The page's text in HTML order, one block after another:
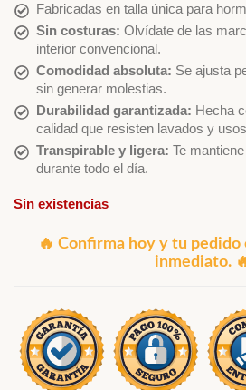
Fabricadas en talla única para
Sin costuras: Olvídate de las
interior convencional.
Comodidad absoluta: Se ajusta
sin generar molestias.
Durabilidad garantizada: Hecha
calidad que resisten lavados y
Transpirable y ligera: Te
durante todo el día.
Sin existencias
🔥 Confirma hoy y tu pedido
inmediato.